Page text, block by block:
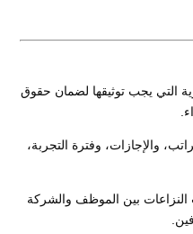
التي يجب توثيقها لضمان حقوق
والإجازات، وفترة التجربة،
بين الموظف والشركة